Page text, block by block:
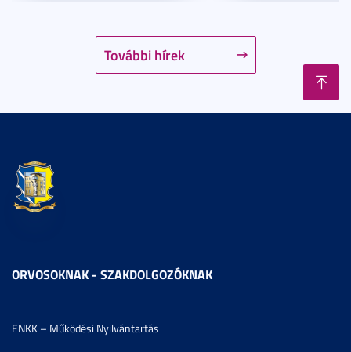
További hírek
ORVOSOKNAK - SZAKDOLGOZÓKNAK
ENKK – Működési Nyilvántartás